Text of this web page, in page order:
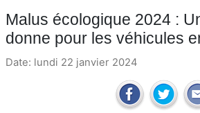
Malus écologique 2024 :
donne pour les véhicules
Date: lundi 22 janvier 2024